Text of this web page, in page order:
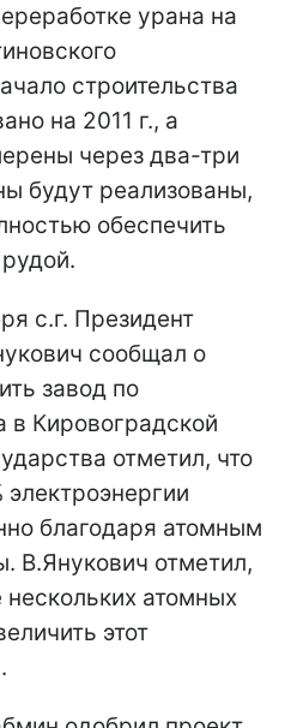
урана на
строительства
на 2011 г., а
через два-три
будут реализованы,
обеспечить
с.г. Президент
сообщал о
завод по
в Кировоградской
отметил, что
электроэнергии
благодаря атомным
В.Янукович отметил,
атомных
этот